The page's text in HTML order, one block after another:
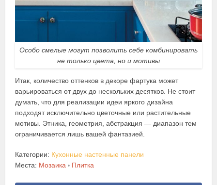
Особо смелые могут позволить себе комбинировать
не только цвета, но и мотивы
Итак, количество оттенков в декоре фартука может
варьироваться от двух до нескольких десятков. Не стоит
думать, что для реализации идеи яркого дизайна
подходят исключительно цветочные или растительные
мотивы. Этника, геометрия, абстракция — диапазон тем
ограничивается лишь вашей фантазией.
Категории: Кухонные настенные панели
Места: Мозаика • Плитка